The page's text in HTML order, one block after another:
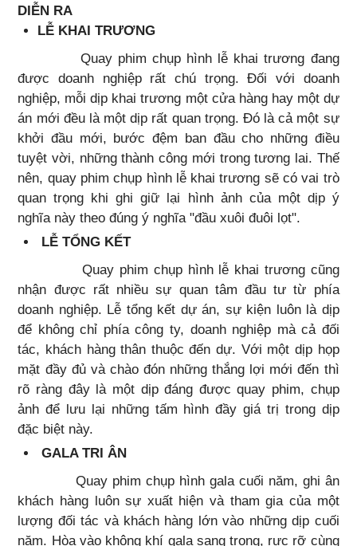
DIỄN RA
LỄ KHAI TRƯƠNG
Quay phim chụp hình lễ khai trương đang
được doanh nghiệp rất chú trọng. Đối với doanh
nghiệp, mỗi dịp khai trương một cửa hàng hay một dự
án mới đều là một dịp rất quan trọng. Đó là cả một sự
khởi đầu mới, bước đệm ban đầu cho những điều
tuyệt vời, những thành công mới trong tương lai. Thế
nên, quay phim chụp hình lễ khai trương sẽ có vai trò
quan trọng khi ghi giữ lại hình ảnh của một dịp ý
nghĩa này theo đúng ý nghĩa "đầu xuôi đuôi lọt".
LỄ TỔNG KẾT
Quay phim chụp hình lễ khai trương cũng
nhận được rất nhiều sự quan tâm đầu tư từ phía
doanh nghiệp. Lễ tổng kết dự án, sự kiện luôn là dịp
để không chỉ phía công ty, doanh nghiệp mà cả đối
tác, khách hàng thân thuộc đến dự. Với một dịp họp
mặt đầy đủ và chào đón những thắng lợi mới đến thì
rõ ràng đây là một dịp đáng được quay phim, chụp
ảnh để lưu lại những tấm hình đầy giá trị trong dịp
đặc biệt này.
GALA TRI ÂN
Quay phim chụp hình gala cuối năm, ghi ân
khách hàng luôn sự xuất hiện và tham gia của một
lượng đối tác và khách hàng lớn vào những dịp cuối
năm. Hòa vào không khí gala sang trọng, rực rỡ cùng